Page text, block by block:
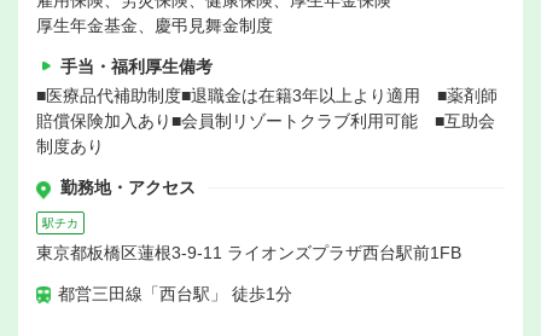
厚生年金基金、慶弔見舞金制度
手当・福利厚生備考
■医療品代補助制度■退職金は在籍3年以上より適用 ■薬剤師
賠償保険加入あり■会員制リゾートクラブ利用可能 ■互助会
制度あり
勤務地・アクセス
駅チカ
東京都板橋区蓮根3-9-11 ライオンズプラザ西台駅前1FB
都営三田線「西台駅」 徒歩1分